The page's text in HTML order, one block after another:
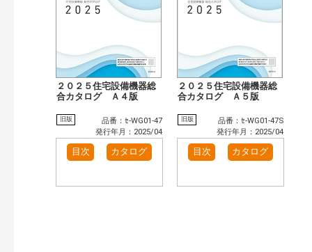
カテゴリー
インテリア建材（377）
エクステリア（889）
タイル建材（97）
水まわり（47）
キッチン（446）
浴室（554）
洗面化粧室（262）
トイレ（404）
小型電気温水器（83）
太陽光発電・屋根・外壁（78）
高性能住宅工法（18）
ビル・マンション・店舗（283）
発行年で検索
２０２５住宅設備機器総
合カタログ Ａ４版
旧版
品番：ｾ-WG01-47
発行年月：2025/04
目次 カタログ
２０２５住宅設備機器総
合カタログ Ａ５版
旧版
品番：ｾ-WG01-47S
発行年月：2025/04
目次 カタログ